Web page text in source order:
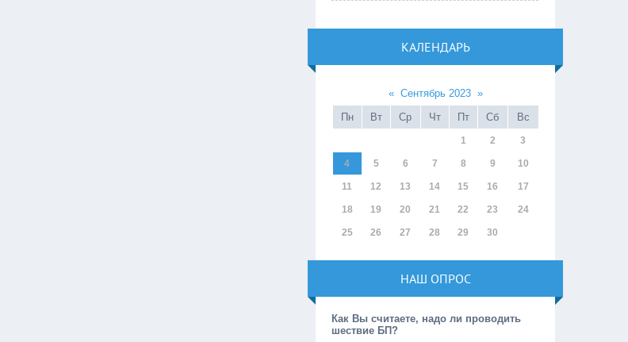
КАЛЕНДАРЬ
« Сентябрь 2023 »
Пн
Вт Ср Чт Пт Сб Вс
1 2 3
4 5 6 7 8 9 10
11 12 13 14 15 16 17
18 19 20 21 22 23 24
25 26 27 28 29 30
НАШ ОПРОС
Как Вы считаете, надо ли проводить
шествие БП?